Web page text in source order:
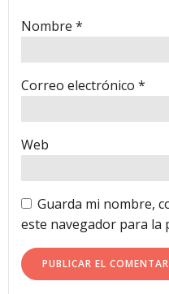
Nombre *
Correo electrónico *
Web
Guarda mi nombre,
este navegador para la